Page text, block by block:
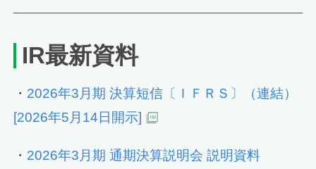
IR最新資料
・ 2026年3月期 決算短信〔ＩＦＲＳ〕（連結）
[2026年5月14日開示]
・ 2026年3月期 通期決算説明会 説明資料